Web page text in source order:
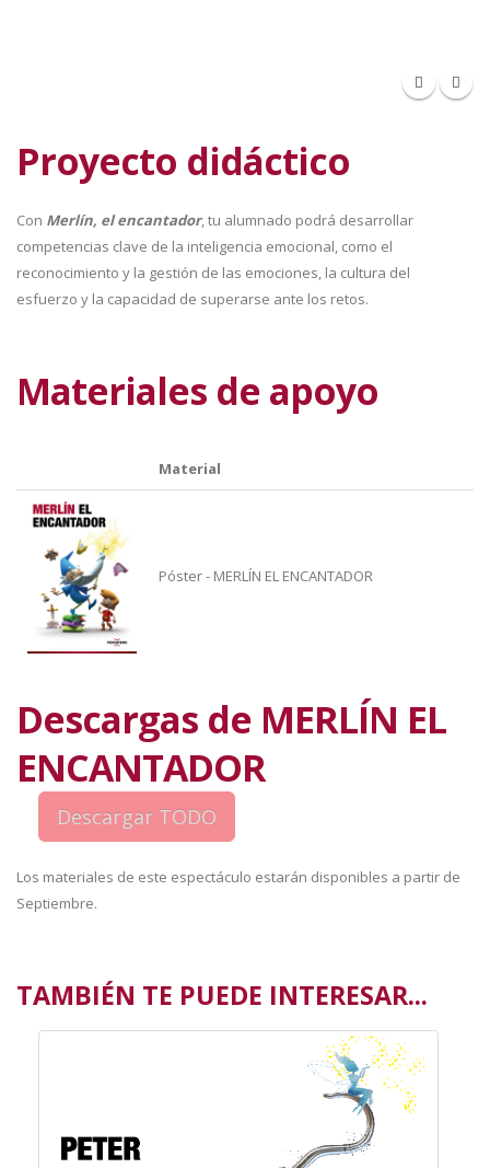
Proyecto didáctico
Con Merlín, el encantador, tu alumnado podrá desarrollar
competencias clave de la inteligencia emocional, como el
reconocimiento y la gestión de las emociones, la cultura del
esfuerzo y la capacidad de superarse ante los retos.
Materiales de apoyo
Material
Póster - MERLÍN EL ENCANTADOR
Descargas de MERLÍN EL
ENCANTADOR
Los materiales de este espectáculo estarán disponibles a partir de
Septiembre.
TAMBIÉN TE PUEDE INTERESAR...